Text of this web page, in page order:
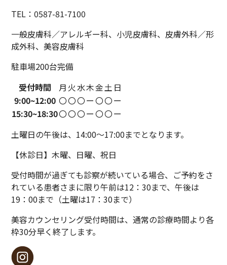
TEL：0587-81-7100
一般皮膚科／アレルギー科、小児皮膚科、 皮膚外科／形
成外科、美容皮膚科
駐車場200台完備
受付時間
月 火水木金土 日
9:00~12:00 〇〇〇ー〇〇ー
15:30~18:30〇〇〇ー〇〇ー
土曜日の午後は、14:00〜17:00までとなります。
【休診日】木曜、日曜、祝日
受付時間が過ぎても診察が続いている場合、ご予約をさ
れている患者さまに限り午前は12：30まで、午後は
19：00まで（土曜は17：30まで）
美容カウンセリング受付時間は、通常の診療時間より各
枠30分早く終了します。